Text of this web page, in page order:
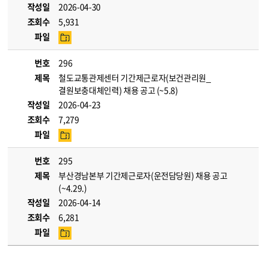
작성일
2026-04-30
조회수
5,931
파일
번호
296
제목
철도교통관제센터 기간제근로자(보건관리원_
결원보충대체인력) 채용 공고 (~5.8)
작성일
2026-04-23
조회수
7,279
파일
번호
295
제목
부산경남본부 기간제근로자(운전담당원) 채용 공고
(~4.29.)
작성일
2026-04-14
조회수
6,281
파일